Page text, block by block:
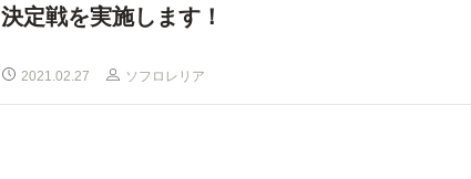
決定戦を実施します！
2021.02.27 ソフロレリア